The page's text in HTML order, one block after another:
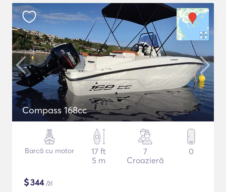
Compass 168cc
Barcă cu motor
17 ft
5 m
7
Croazieră
0
$344/zi